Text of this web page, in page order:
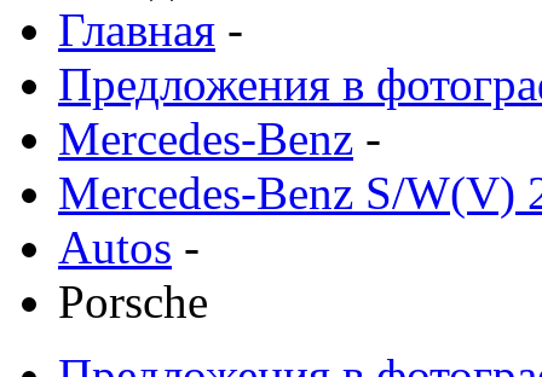
Главная -
Предложения в
Mercedes-Benz -
Mercedes-Benz S/W(V)
Autos -
Porsche